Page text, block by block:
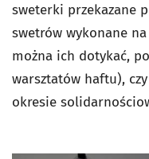
sweterki przekazane
swetrów wykonane
można ich dotykać,
warsztatów haftu),
okresie